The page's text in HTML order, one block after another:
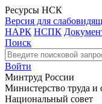
Ресурсы НСК
Версия для
НАРК НСПК
Поиск
Войти
Минтруд России
Министерство труда
Национальный совет